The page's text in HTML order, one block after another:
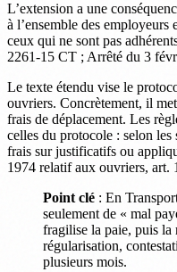
L’extension a une
à l’ensemble des
ceux qui ne sont pas
2261-15 CT ; Arrêté du 3
Le texte étendu vise le
ouvriers. Concrètement, il
frais de déplacement. Les
celles du protocole : selon
frais sur justificatifs ou
1974 relatif aux ouvriers, art.
Point clé : En
seulement de « mal
fragilise la paie, puis la
régularisation,
plusieurs mois.